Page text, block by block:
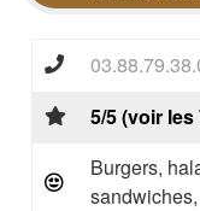
5/5 (voir les
Burgers,